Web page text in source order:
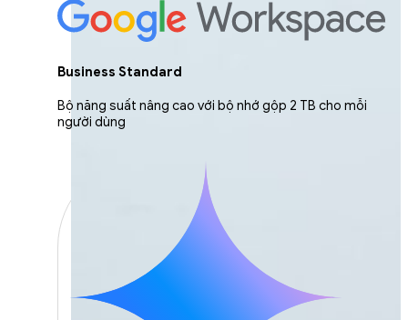
Business Standard
Bộ năng suất nâng cao với bộ nhớ gộp 2 TB cho mỗi
người dùng